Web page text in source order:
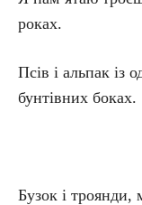
роках.
Псів і альпак із
бунтівних боках.
Бузок і троянди,